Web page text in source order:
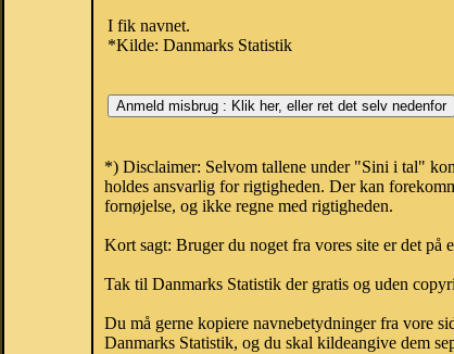
I fik navnet.
*Kilde: Danmarks Statistik
*) Disclaimer: Selvom tallene under "Sini i tal"
holdes ansvarlig for rigtigheden. Der kan
fornøjelse, og ikke regne med rigtigheden.
Kort sagt: Bruger du noget fra vores site er det på
Tak til Danmarks Statistik der gratis og uden
Du må gerne kopiere navnebetydninger fra vore
Danmarks Statistik, og du skal kildeangive dem